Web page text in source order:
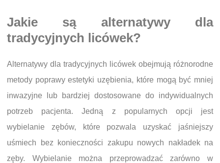
Jakie są alternatywy dla
tradycyjnych licówek?
Alternatywy dla tradycyjnych licówek obejmują różnorodne
metody poprawy estetyki uzębienia, które mogą być mniej
inwazyjne lub bardziej dostosowane do indywidualnych
potrzeb pacjenta. Jedną z popularnych opcji jest
wybielanie zębów, które pozwala uzyskać jaśniejszy
uśmiech bez konieczności zakupu nowych nakładek na
zęby. Wybielanie można przeprowadzać zarówno w